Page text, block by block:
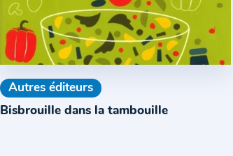
Autres éditeurs
Bisbrouille dans la tambouille